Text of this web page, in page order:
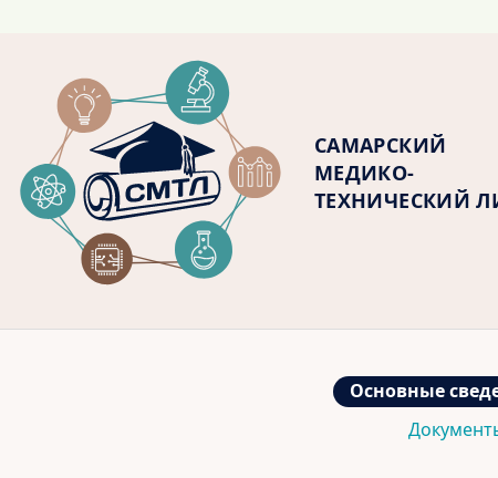
САМАРСКИЙ
МЕДИКО-
ТЕХНИЧЕСКИЙ
Основные